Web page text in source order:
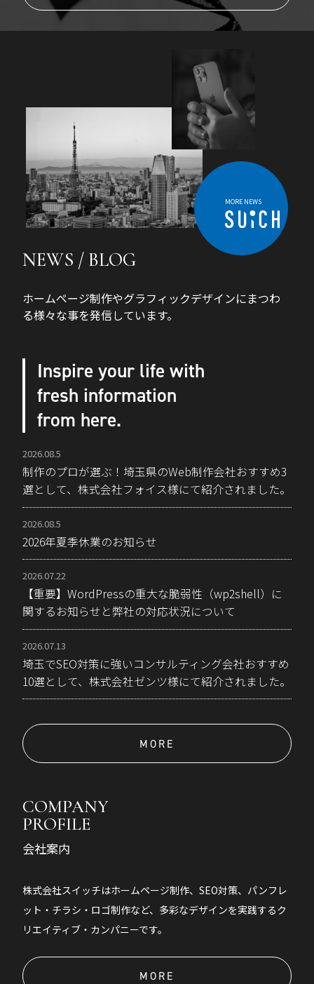
MORE NEWS
NEWS / BLOG
ホームページ制作やグラフィックデザインにまつわ
る様々な事を発信しています。
Inspire your life with
fresh information
from here.
2026.08.5
制作のプロが選ぶ！埼玉県のWeb制作会社おすすめ3
選として、株式会社フォイス様にて紹介されました。
2026.08.5
2026年夏季休業のお知らせ
2026.07.22
【重要】WordPressの重大な脆弱性（wp2shell）に
関するお知らせと弊社の対応状況について
2026.07.13
埼玉でSEO対策に強いコンサルティング会社おすすめ
10選として、株式会社ゼンツ様にて紹介されました。
MORE
COMPANY
PROFILE
会社案内
株式会社スイッチはホームページ制作、SEO対策、パンフレ
ット・チラシ・ロゴ制作など、多彩なデザインを実践するク
リエイティブ・カンパニーです。
MORE